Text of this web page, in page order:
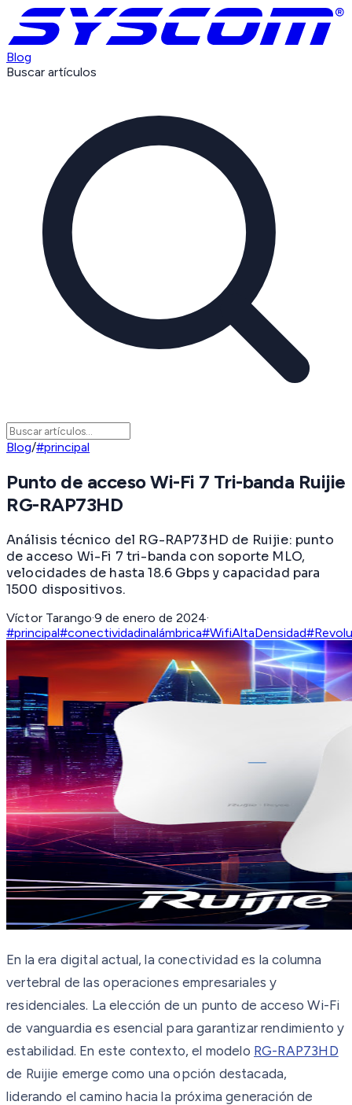
Blog
Buscar artículos
Blog/#principal
Punto de acceso Wi-Fi 7 Tri-banda Ruijie
RG-RAP73HD
Análisis técnico del RG-RAP73HD de Ruijie: punto
de acceso Wi-Fi 7 tri-banda con soporte MLO,
velocidades de hasta 18.6 Gbps y capacidad para
1500 dispositivos.
Víctor Tarango·9 de enero de 2024·
#principal#conectividadinalámbrica#WifiAltaDensidad
En la era digital actual, la conectividad es la columna
vertebral de las operaciones empresariales y
residenciales. La elección de un punto de acceso Wi-Fi
de vanguardia es esencial para garantizar rendimiento y
estabilidad. En este contexto, el modelo RG-RAP73HD
de Ruijie emerge como una opción destacada,
liderando el camino hacia la próxima generación de